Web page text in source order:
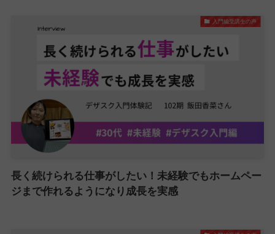
入門編受講生の声
長く続けられる仕事がしたい！未経験でもホームペー
ジまで作れるようになり成長を実感